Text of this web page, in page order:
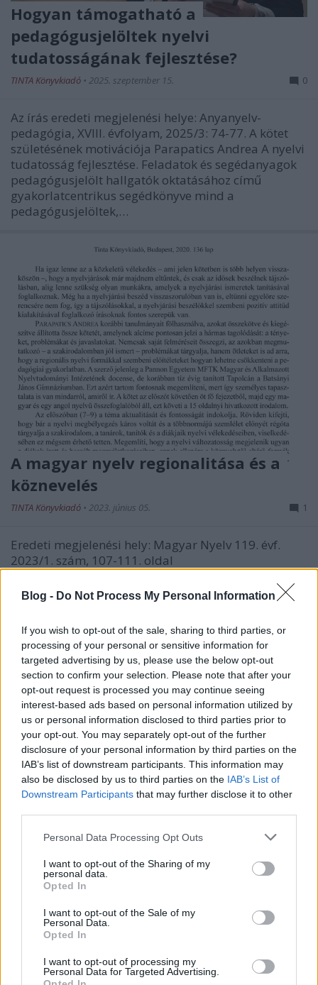
Blog - Do Not Process My Personal Information
If you wish to opt-out of the sale, sharing to third parties, or
processing of your personal or sensitive information for
targeted advertising by us, please use the below opt-out
section to confirm your selection. Please note that after your
opt-out request is processed you may continue seeing
interest-based ads based on personal information utilized by
us or personal information disclosed to third parties prior to
your opt-out. You may separately opt-out of the further
disclosure of your personal information by third parties on the
IAB’s list of downstream participants. This information may
also be disclosed by us to third parties on the IAB’s List of
Downstream Participants that may further disclose it to other
Please note that this website/app uses one or more Google
not limited to your visit or usage behaviour. You may click to
grant or deny consent to Google and its third-party tags to
use your data for below specified purposes in below Google
consent section.
Personal Data Processing Opt Outs
I want to opt-out of the Sharing of my
personal data.
Opted In
I want to opt-out of the Sale of my
Personal Data.
Opted In
I want to opt-out of processing my
Personal Data for Targeted Advertising.
Hogyan támogatható a
pedagógusjelöltek nyelvi
tudatosságának fejlesztése?
TINTA Könyvkiadó • 2025. szeptember 15. 0
Az írás eredeti megjelenési helye: Anyanyelv-
pedagógia, XVIII. évfolyam, 2025/3: 74-77. A kötet
születésének motivációja Parapatics Andrea A nyelvi
tudatosság fejlesztése. Feladatok és segédanyagok
pedagógusjelölt hallgatók oktatásához című
gyakorlatcentrikus segédkönyve mind a
pedagógusjelöltek,…
A magyar nyelv regionalitása és a
köznevelés
TINTA Könyvkiadó • 2023. június 05. 1
Eredeti megjelenési hely: Magyar Nyelv 119. évf.
2023/1. szám, 107-111. oldal
Szlengblog − szlengszótár
Magyar szótárak. Kiss Gábor rovata
Magyar szótárak II. Kiss Gábor rovata A magyar
tolvajnyelv kis alakú szótára 1900-ban jelent meg,
Parapatics Andrea Szlengszótára 2008-ban látott
napvilágot, Nyelvész Józsi pedig, megunva az
internet ,,szűk” világát, 2009-ben szerény címlappal
nyomtatásban is piacra dobta Szlengblogjának…